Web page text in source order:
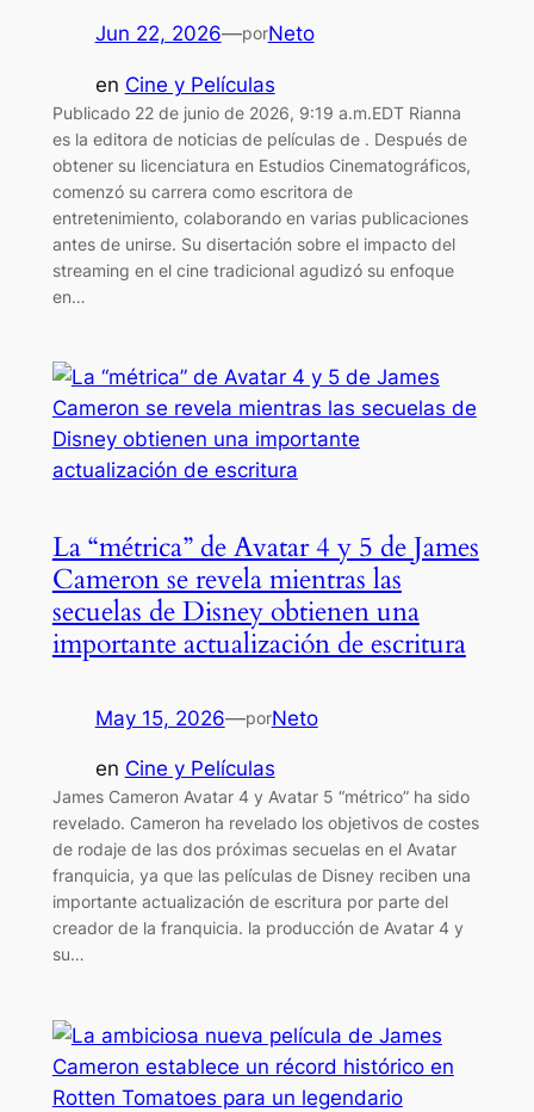
Jun 22, 2026—porNeto
en Cine y Películas
Publicado 22 de junio de 2026, 9:19 a.m.EDT Rianna
es la editora de noticias de películas de . Después de
obtener su licenciatura en Estudios Cinematográficos,
comenzó su carrera como escritora de
entretenimiento, colaborando en varias publicaciones
antes de unirse. Su disertación sobre el impacto del
streaming en el cine tradicional agudizó su enfoque
en…
La “métrica” ​​de Avatar 4 y 5 de James
Cameron se revela mientras las
secuelas de Disney obtienen una
importante actualización de escritura
May 15, 2026—porNeto
en Cine y Películas
James Cameron Avatar 4 y Avatar 5 “métrico” ha sido
revelado. Cameron ha revelado los objetivos de costes
de rodaje de las dos próximas secuelas en el Avatar
franquicia, ya que las películas de Disney reciben una
importante actualización de escritura por parte del
creador de la franquicia. la producción de Avatar 4 y
su…